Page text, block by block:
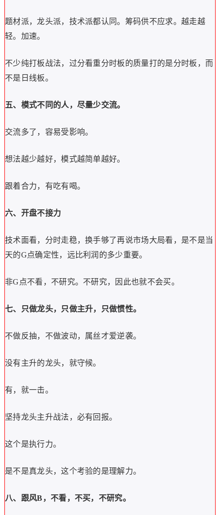
题材派，龙头派，技术派都认同。筹码供不应求。越走越
轻。加速。
不少纯打板战法，过分看重分时板的质量打的是分时板，而
不是日线板。
五、模式不同的人，尽量少交流。
交流多了，容易受影响。
想法越少越好，模式越简单越好。
跟着合力，有吃有喝。
六、开盘不接力
技术面看，分时走稳，换手够了再说市场大局看，是不是当
天的G点确定性，远比利润的多少重要。
非G点不看，不研究。不研究，因此也就不会买。
七、只做龙头，只做主升，只做惯性。
不做反抽，不做波动，属丝才爱逆袭。
没有主升的龙头，就守候。
有，就一击。
坚持龙头主升战法，必有回报。
这个是执行力。
是不是真龙头，这个考验的是理解力。
八、跟风B，不看，不买，不研究。